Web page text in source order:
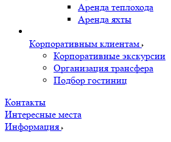
Аренда теплохода
Аренда яхты
Корпоративным клиентам
Корпоративные экскурсии
Организация трансфера
Подбор гостиниц
Контакты
Интересные места
Информация